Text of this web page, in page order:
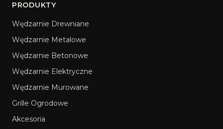
PRODUKTY
Wędzarnie Drewniane
Wędzarnie Metalowe
Wędzarnie Betonowe
Wędzarnie Elektryczne
Wędzarnie Murowane
Grille Ogrodowe
Akcesoria